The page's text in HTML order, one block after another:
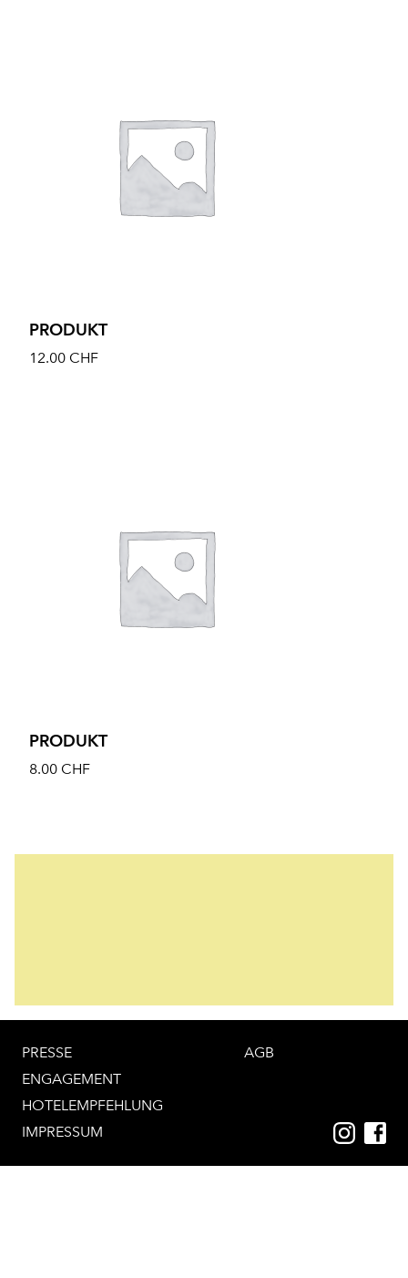
PRODUKT
12.00 CHF
PRODUKT
8.00 CHF
PRESSE
ENGAGEMENT
HOTELEMPFEHLUNG
IMPRESSUM
AGB